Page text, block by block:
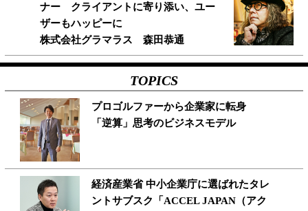
ナー クライアントに寄り添い、ユー
ザーもハッピーに
株式会社グラマラス 森田恭通
TOPICS
プロゴルファーから企業家に転身
「逆算」思考のビジネスモデル
経済産業省 中小企業庁に選ばれたタレ
ントサブスク「ACCEL JAPAN（アク